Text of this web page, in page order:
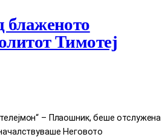
блаженото
Тимотеј
– Плаошник, беше отслужена
Неговото